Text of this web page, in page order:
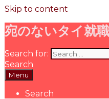
Skip to content
宛のないタイ就
Search for:
Search
Menu
Search